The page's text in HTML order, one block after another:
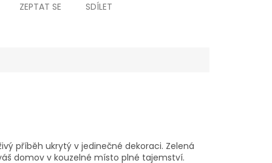
ZEPTAT SE SDÍLET
příběh ukrytý v jedinečné dekoraci. Zelená
domov v kouzelné místo plné tajemství.